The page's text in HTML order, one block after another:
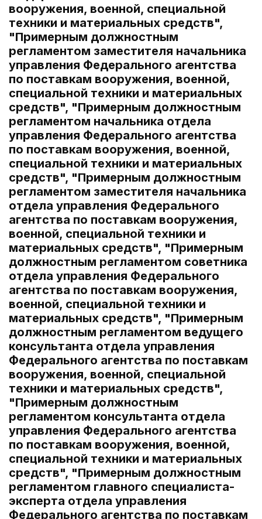
вооружения, военной, специальной
техники и материальных средств",
"Примерным должностным
регламентом заместителя начальника
управления Федерального агентства
по поставкам вооружения, военной,
специальной техники и материальных
средств", "Примерным должностным
регламентом начальника отдела
управления Федерального агентства
по поставкам вооружения, военной,
специальной техники и материальных
средств", "Примерным должностным
регламентом заместителя начальника
отдела управления Федерального
агентства по поставкам вооружения,
военной, специальной техники и
материальных средств", "Примерным
должностным регламентом советника
отдела управления Федерального
агентства по поставкам вооружения,
военной, специальной техники и
материальных средств", "Примерным
должностным регламентом ведущего
консультанта отдела управления
Федерального агентства по поставкам
вооружения, военной, специальной
техники и материальных средств",
"Примерным должностным
регламентом консультанта отдела
управления Федерального агентства
по поставкам вооружения, военной,
специальной техники и материальных
средств", "Примерным должностным
регламентом главного специалиста-
эксперта отдела управления
Федерального агентства по поставкам